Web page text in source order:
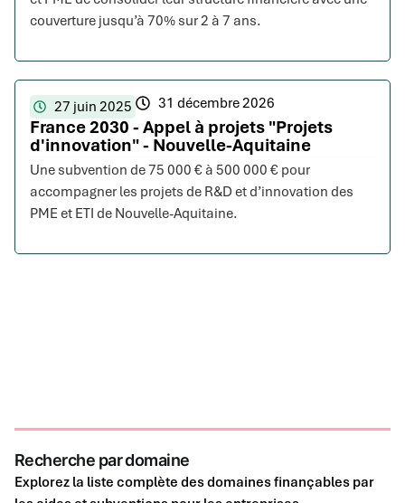
couverture jusqu’à 70% sur 2 à 7 ans.
27 juin 2025 31 décembre 2026
France 2030 - Appel à projets "Projets
d'innovation" - Nouvelle-Aquitaine
Une subvention de 75 000 € à 500 000 € pour
accompagner les projets de R&D et d’innovation des
PME et ETI de Nouvelle-Aquitaine.
Recherche par domaine
Explorez la liste complète des domaines finançables par